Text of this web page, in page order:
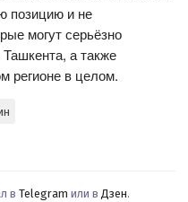
позицию и не
могут серьёзно
а также
регионе в целом.
в Telegram или в Дзен.